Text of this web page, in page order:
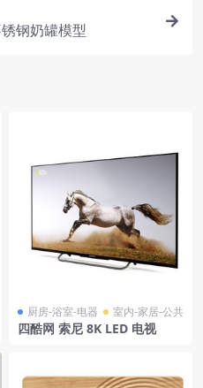
钢奶罐模型
厨房-浴室-电器 室内-家居-公共
四酷网 索尼 8K LED 电视